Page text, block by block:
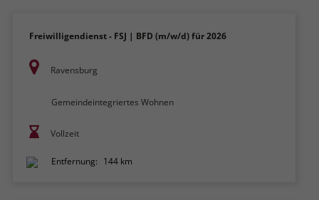
Freiwilligendienst - FSJ | BFD (m/w/d) für 2026
Ravensburg
Gemeindeintegriertes Wohnen
Vollzeit
Entfernung: 144 km